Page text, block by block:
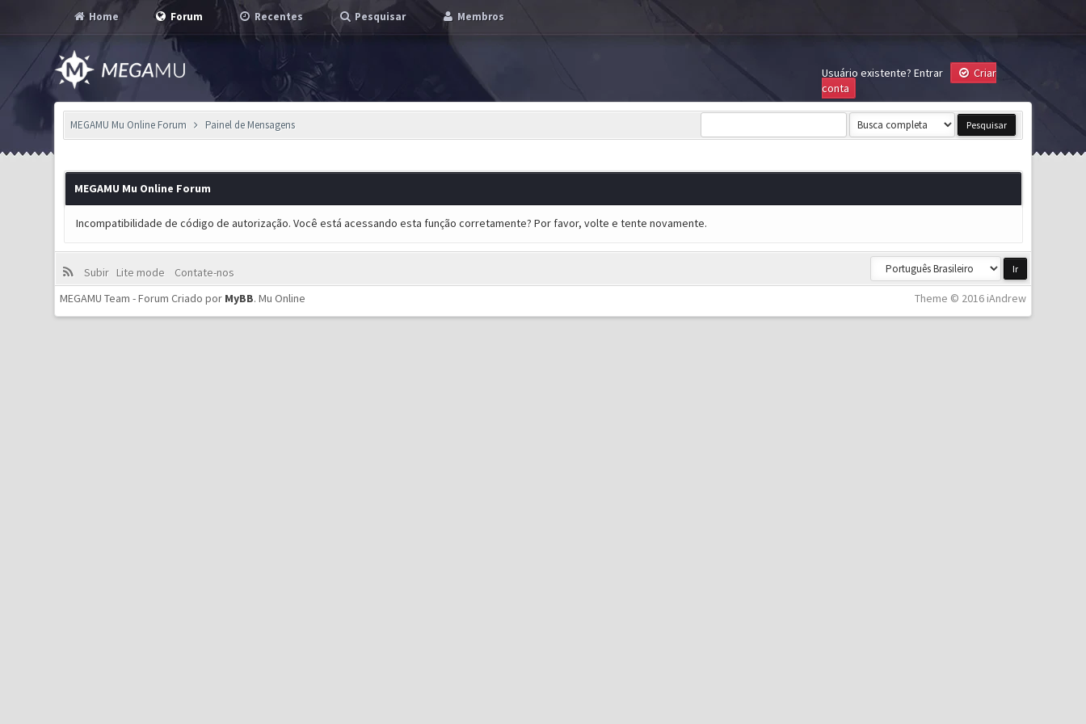
Home Forum Recentes Pesquisar Membros
Usuário existente? Entrar
Criar
conta
MEGAMU Mu Online Forum Painel de Mensagens
MEGAMU Mu Online Forum
Incompatibilidade de código de autorização. Você está acessando esta função corretamente? Por favor, volte e tente novamente.
Subir Lite mode
Contate-nos
Theme © 2016 iAndrew
MEGAMU Team - Forum Criado por MyBB.Mu Online